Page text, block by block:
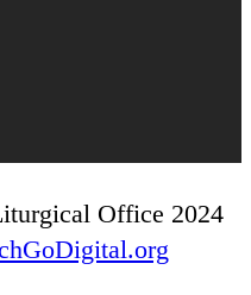
Office 2024